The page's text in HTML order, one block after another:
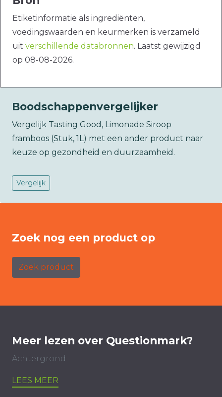
Etiketinformatie als ingrediënten,
voedingswaarden en keurmerken is verzameld
uit verschillende databronnen. Laatst gewijzigd
op 08-08-2026.
Boodschappenvergelijker
Vergelijk Tasting Good, Limonade Siroop
framboos (Stuk, 1L) met een ander product naar
keuze op gezondheid en duurzaamheid.
Vergelijk
Zoek nog een product op
Zoek product
Meer lezen over Questionmark?
Achtergrond
LEES MEER